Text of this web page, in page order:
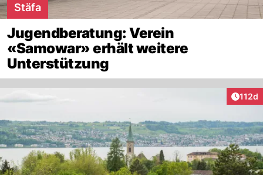
Stäfa
Jugendberatung: Verein
«Samowar» erhält weitere
Unterstützung
112d